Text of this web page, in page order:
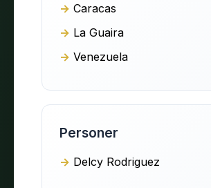
Caracas
La Guaira
Venezuela
Personer
Delcy Rodriguez